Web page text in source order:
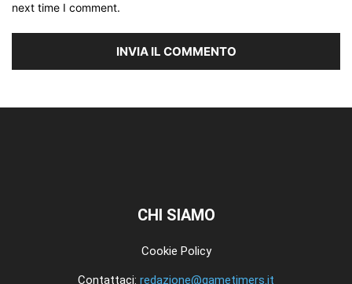
next time I comment.
CHI SIAMO
Cookie Policy
Contattaci: redazione@gametimers.it